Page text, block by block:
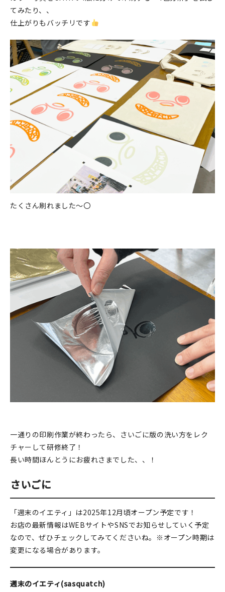
てみたり、、
仕上がりもバッチリです
たくさん刷れました～〇
一通りの印刷作業が終わったら、さいごに版の洗い方をレク
チャーして研修終了！
長い時間ほんとうにお疲れさまでした、、！
さいごに
「週末のイエティ」は2025年12月頃オープン予定です！
お店の最新情報はWEBサイトやSNSでお知らせしていく予定
なので、ぜひチェックしてみてくださいね。※オープン時期は
変更になる場合があります。
週末のイエティ(sasquatch)